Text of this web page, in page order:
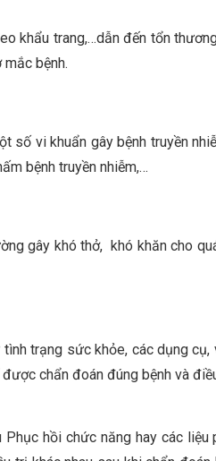
khẩu trang,…dẫn đến tổn
bệnh.
số vi khuẩn gây bệnh truyền
bệnh truyền nhiễm,…
gây khó thở, khó khăn cho
trạng sức khỏe, các dụng
chẩn đoán đúng bệnh và
hồi chức năng hay các liệu